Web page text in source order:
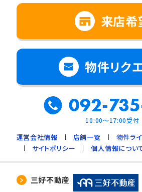
来店希
物件リク
092-
10:00～17:00受付
運営会社情報 店舗一覧
物件ラ
サイトポリシー
個人情報につい
三好不動産